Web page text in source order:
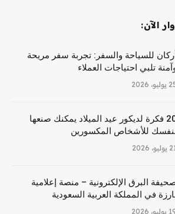
الآن:
للسياحة والسفر: تجربة سفر مريحة
تلبي احتياجات العملاء
2026
20 فكرة لديكور عيد الميلاد يمكنك صنعها
للأشخاص المكسورين
2026
البرق الإلكترونية – منصة إعلامية
في المملكة العربية السعودية
2026